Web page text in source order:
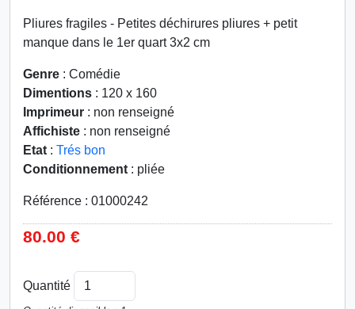
Pliures fragiles - Petites déchirures pliures + petit
manque dans le 1er quart 3x2 cm
Genre : Comédie
Dimentions : 120 x 160
Imprimeur : non renseigné
Affichiste : non renseigné
Etat : Trés bon
Conditionnement : pliée
Référence : 01000242
80.00 €
Quantité